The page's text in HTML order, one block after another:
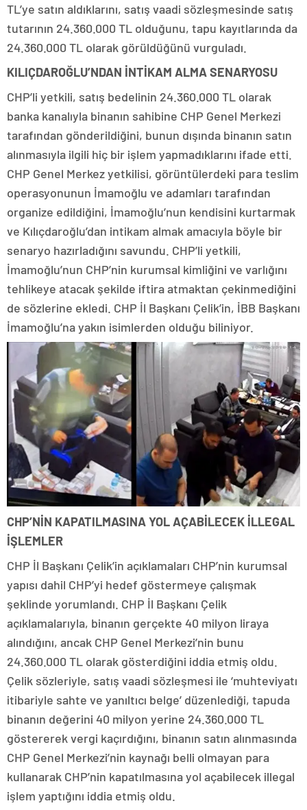
TL’ye satın aldıklarını, satış vaadi sözleşmesinde satış
tutarının 24.360.000 TL olduğunu, tapu kayıtlarında da
24.360.000 TL olarak görüldüğünü vurguladı.
KILIÇDAROĞLU’NDAN İNTİKAM ALMA SENARYOSU
CHP’li yetkili, satış bedelinin 24.360.000 TL olarak
banka kanalıyla binanın sahibine CHP Genel Merkezi
tarafından gönderildiğini, bunun dışında binanın satın
alınmasıyla ilgili hiç bir işlem yapmadıklarını ifade etti.
CHP Genel Merkez yetkilisi, görüntülerdeki para teslim
operasyonunun İmamoğlu ve adamları tarafından
organize edildiğini, İmamoğlu’nun kendisini kurtarmak
ve Kılıçdaroğlu’dan intikam almak amacıyla böyle bir
senaryo hazırladığını savundu. CHP’li yetkili,
İmamoğlu’nun CHP’nin kurumsal kimliğini ve varlığını
tehlikeye atacak şekilde iftira atmaktan çekinmediğini
de sözlerine ekledi. CHP İl Başkanı Çelik’in, İBB Başkanı
İmamoğlu’na yakın isimlerden olduğu biliniyor.
CHP’NİN KAPATILMASINA YOL AÇABİLECEK İLLEGAL
İŞLEMLER
CHP İl Başkanı Çelik’in açıklamaları CHP’nin kurumsal
yapısı dahil CHP’yi hedef göstermeye çalışmak
şeklinde yorumlandı. CHP İl Başkanı Çelik
açıklamalarıyla, binanın gerçekte 40 milyon liraya
alındığını, ancak CHP Genel Merkezi’nin bunu
24.360.000 TL olarak gösterdiğini iddia etmiş oldu.
Çelik sözleriyle, satış vaadi sözleşmesi ile ‘muhteviyatı
itibariyle sahte ve yanıltıcı belge’ düzenlediği, tapuda
binanın değerini 40 milyon yerine 24.360.000 TL
göstererek vergi kaçırdığını, binanın satın alınmasında
CHP Genel Merkezi’nin kaynağı belli olmayan para
kullanarak CHP’nin kapatılmasına yol açabilecek illegal
işlem yaptığını iddia etmiş oldu.